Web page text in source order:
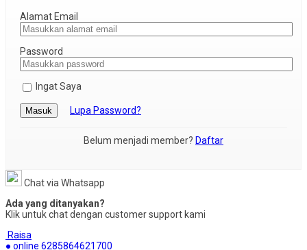
Alamat Email
Password
Ingat Saya
Masuk Lupa Password?
Belum menjadi member? Daftar
Chat via Whatsapp
Ada yang ditanyakan?
Klik untuk chat dengan customer support kami
Raisa
● online 6285864621700